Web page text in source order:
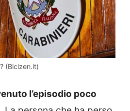
(Bicizen.it)
l’episodio poco